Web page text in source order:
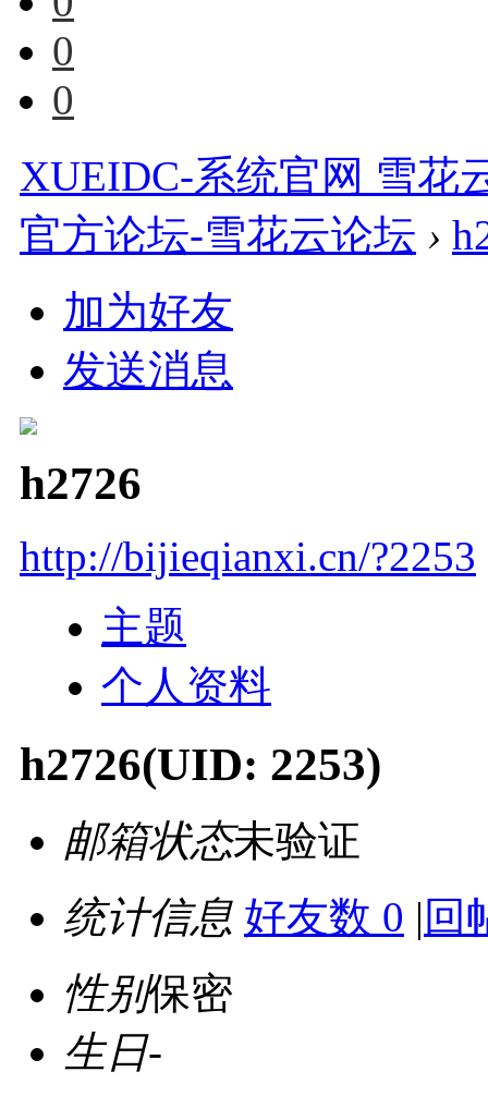
0
0
XUEIDC-系统官网 雪花
官方论坛-雪花云论坛 ›
加为好友
发送消息
h2726
http://bijieqianxi.cn/?2253
主题
个人资料
h2726(UID: 2253)
邮箱状态未验证
统计信息 好友数 0 | 回
性别保密
生日-